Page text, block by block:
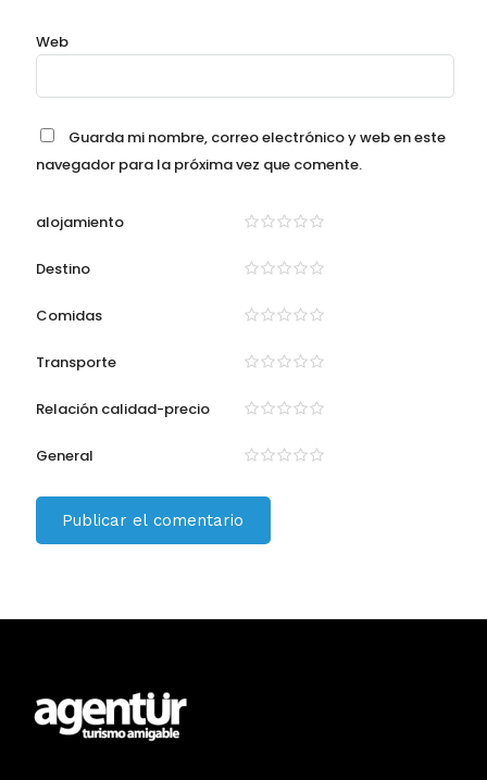
Web
Guarda mi nombre, correo electrónico y web en este
navegador para la próxima vez que comente.
alojamiento
Destino
Comidas
Transporte
Relación calidad-precio
General